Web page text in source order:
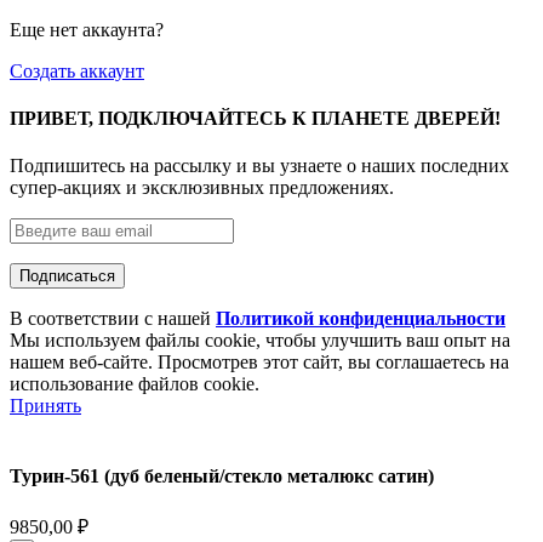
Еще нет аккаунта?
Создать аккаунт
ПРИВЕТ, ПОДКЛЮЧАЙТЕСЬ К ПЛАНЕТЕ ДВЕРЕЙ!
Подпишитесь на рассылку и вы узнаете о наших последних
супер-акциях и эксклюзивных предложениях.
В соответствии с нашей Политикой конфиденциальности
Мы используем файлы cookie, чтобы улучшить ваш опыт на
нашем веб-сайте. Просмотрев этот сайт, вы соглашаетесь на
использование файлов cookie.
Принять
Турин-561 (дуб беленый/стекло металюкс сатин)
9850,00 ₽